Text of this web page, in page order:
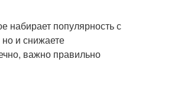
набирает популярность с
и снижаете
важно правильно